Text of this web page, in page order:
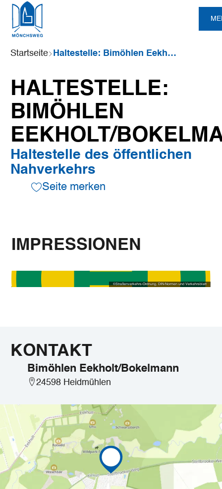
Sie
sind
Startseite Haltestelle: Bimöhlen Eekholt/Bokelmann
HALTESTELLE:
BIMÖHLEN
EEKHOLT/
Haltestelle des öffentlichen
Nahverkehrs
Seite merken
IMPRESSIONEN
©Straßenverkehrs-Ordnung, DIN-Normen und Verkehrsblatt
KONTAKT
Bimöhlen Eekholt/Bokelmann
24598 Heidmühlen